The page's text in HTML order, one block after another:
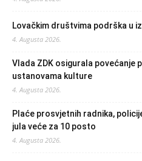
Lovačkim društvima podrška u
4. Augusta 2026.
Vlada ZDK osigurala povećanje
ustanovama kulture
4. Augusta 2026.
Plaće prosvjetnih radnika,
jula veće za 10 posto
4. Augusta 2026.